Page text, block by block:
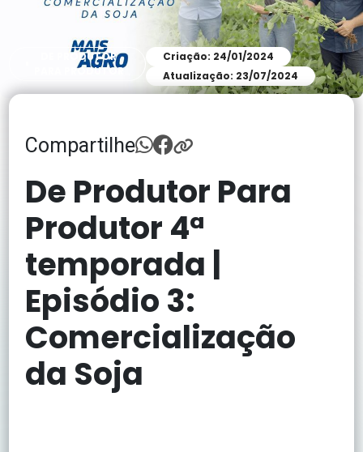
DE PRODUTOR
PARA PRODUTOR
Criação: 24/01/2024
Atualização: 23/07/2024
Compartilhe
De Produtor Para
Produtor 4ª
temporada |
Episódio 3:
Comercialização
da Soja